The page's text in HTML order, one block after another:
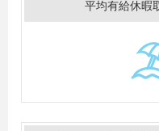
平均有給休暇